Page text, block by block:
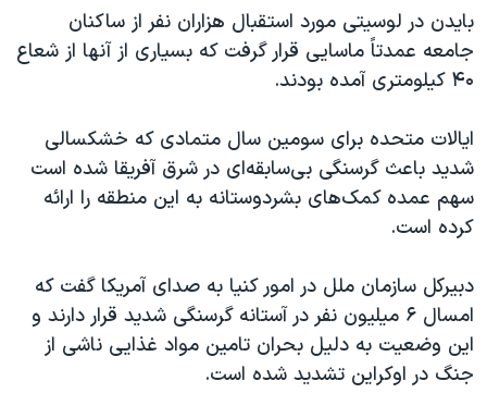
بایدن در لوسیتی مورد استقبال هزاران نفر از ساکنان
جامعه عمدتاً ماسایی قرار گرفت که بسیاری از آنها از شعاع
۴۰ کیلومتری آمده بودند.
ایالات متحده برای سومین سال متمادی که خشکسالی
شدید باعث گرسنگی بی‌سابقه‌ای در شرق آفریقا شده است
سهم عمده کمک‌های بشردوستانه به این منطقه را ارائه
کرده است.
دبیرکل سازمان ملل در امور کنیا به صدای آمریکا گفت که
امسال ۶ میلیون نفر در آستانه گرسنگی شدید قرار دارند و
این وضعیت به دلیل بحران تامین مواد غذایی ناشی از
جنگ در اوکراین تشدید شده است.